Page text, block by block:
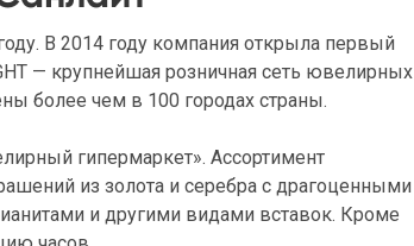
В 2014 году компания открыла первый
— крупнейшая розничная сеть ювелирных
более чем в 100 городах страны.
гипермаркет». Ассортимент
из золота и серебра с драгоценными
и другими видами вставок. Кроме